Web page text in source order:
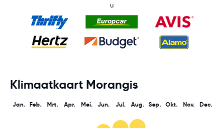
u
Klimaatkaart Morangis
Jan. Feb. Mrt. Apr. Mei. Jun. Jul. Aug. Sep. Okt. Nov. Dec.